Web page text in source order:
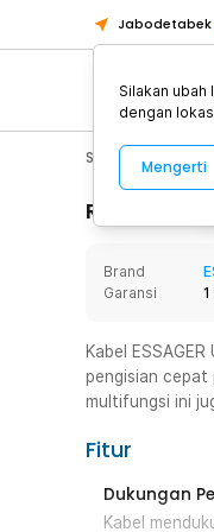
Jabodetabek
Smartphone &
Rincian
Brand
Garansi
Kabel
pengisian cepat
multifungsi ini
Fitur
Dukungan
Kabel
Silakan
dengan
Mengerti